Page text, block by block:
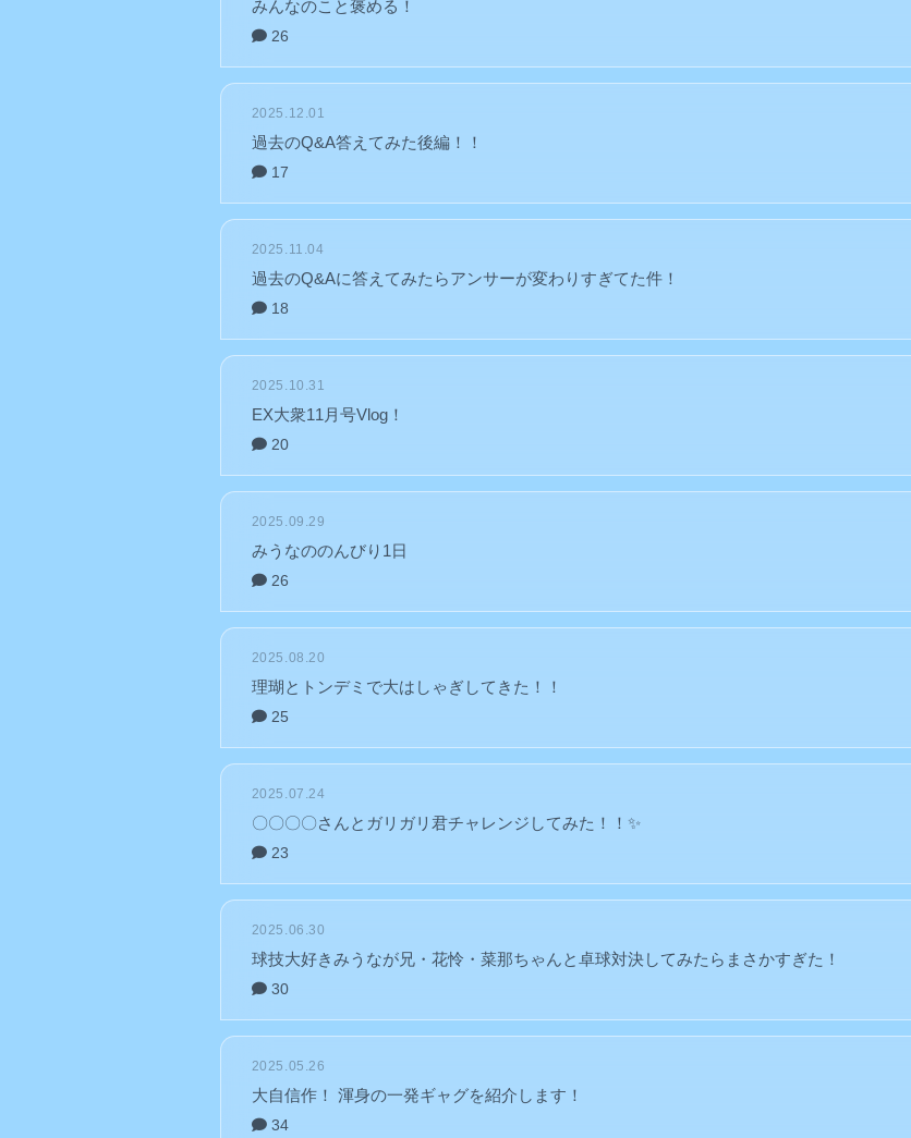
みんなのこと褒める！
26
2025.12.01
過去のQ&A答えてみた後編！！
17
2025.11.04
過去のQ&Aに答えてみたらアンサーが変わりすぎてた件！
18
2025.10.31
EX大衆11月号Vlog！
20
2025.09.29
みうなののんびり1日
26
2025.08.20
理瑚とトンデミで大はしゃぎしてきた！！
25
2025.07.24
〇〇〇〇さんとガリガリ君チャレンジしてみた！！✨
23
2025.06.30
球技大好きみうなが兄・花怜・菜那ちゃんと卓球対決してみたらまさかすぎた！
30
2025.05.26
大自信作！ 渾身の一発ギャグを紹介します！
34